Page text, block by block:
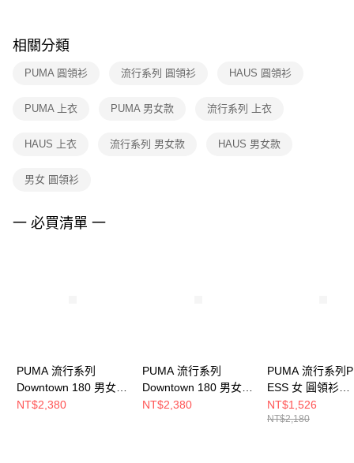
※ 交易是否成功請以「AFTEE先享後付 」之結帳頁面顯示為準，若有關於
是否繳費成功／繳費後需取消欲退款等相關疑問，請聯繫「AFTEE先享後付
客戶支援中心」https://netprotections.freshdesk.com/support/home
１．透過由恩沛科技股份有限公司提供之「AFTEE先享後付」服務完成之交
權轉讓予恩沛科技股份有限公司。
３．未成年的使用者請事先徵得法定代理人或監護人之同意方可使用
４．使用「AFTEE先享後付」時，將依據個別帳號之用戶狀況，依本公司即
相關分類
PUMA 圓領衫 流行系列 圓領衫 HAUS 圓領衫
PUMA 上衣 PUMA 男女款 流行系列 上衣
HAUS 上衣 流行系列 男女款 HAUS 男女款
男女 圓領衫
一 必買清單 一
PUMA 流行系列
Downtown 180 男女
圓領衫 62434220
NT$2,380
PUMA 流行系列
Downtown 180 男女
圓領衫 62434290
NT$2,380
PUMA 流行系列
ESS 女 圓領衫
63571264
NT$1,526
NT$2,180